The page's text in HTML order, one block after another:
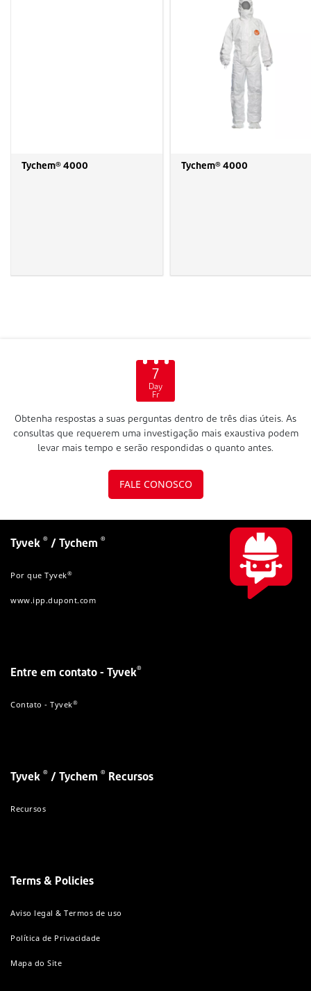
Tychem® 4000 Tychem® 4000
7
Day
Fr
Obtenha respostas a suas perguntas dentro de três dias úteis. As
consultas que requerem uma investigação mais exaustiva podem
levar mais tempo e serão respondidas o quanto antes.
FALE CONOSCO
Tyvek ® / Tychem ®
Por que Tyvek®
www.ipp.dupont.com
Entre em contato - Tyvek®
Contato - Tyvek®
Tyvek ® / Tychem ® Recursos
Recursos
Terms & Policies
Aviso legal & Termos de uso
Política de Privacidade
Mapa do Site